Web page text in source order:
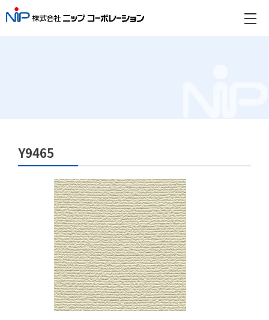
Y9465